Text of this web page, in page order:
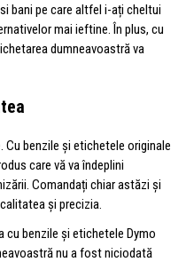
bani pe care altfel i-ați cheltui
mai ieftine. În plus, cu
dumneavoastră va
benzile și etichetele originale
care vă va îndeplini
Comandați chiar astăzi și
și precizia.
cu benzile și etichetele Dymo
nu a fost niciodată